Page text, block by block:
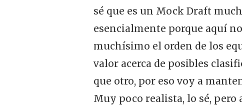
sé que es un Mock Draft
esencialmente porque aquí
muchísimo el orden de los
valor acerca de posibles
que otro, por eso voy a
Muy poco realista, lo sé,